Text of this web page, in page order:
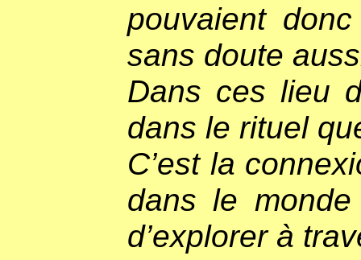
pouvaient
sans doute
Dans ces lieu
dans le rituel
C’est la
dans le
d’explorer à